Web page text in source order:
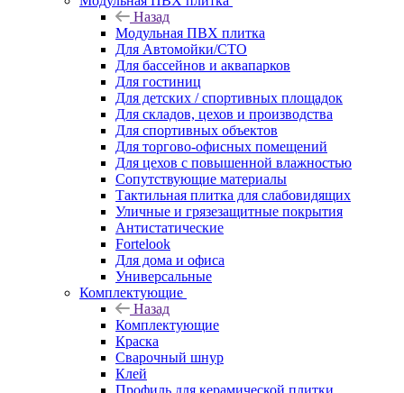
Назад
Модульная ПВХ плитка
Для Автомойки/СТО
Для бассейнов и аквапарков
Для гостиниц
Для детских / спортивных площадок
Для складов, цехов и производства
Для спортивных объектов
Для торгово-офисных помещений
Для цехов с повышенной влажностью
Сопутствующие материалы
Тактильная плитка для слабовидящих
Уличные и грязезащитные покрытия
Антистатические
Fortelook
Для дома и офиса
Универсальные
Комплектующие
Назад
Комплектующие
Краска
Сварочный шнур
Клей
Профиль для керамической плитки